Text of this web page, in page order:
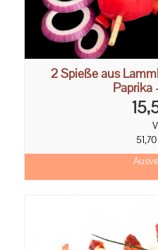
2 Spieße aus
Paprika